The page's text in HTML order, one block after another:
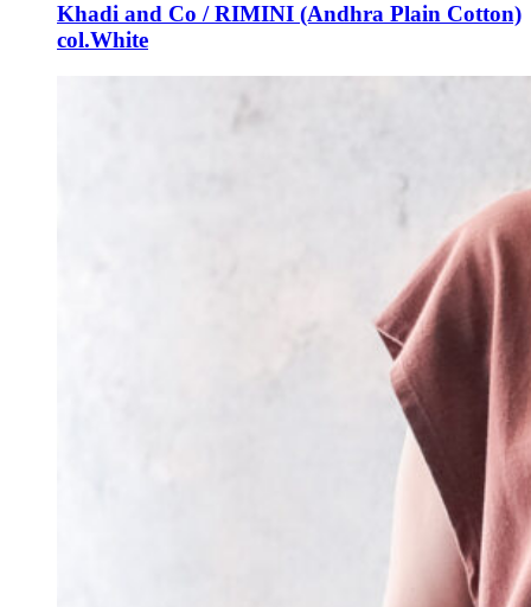
Khadi and Co / RIMINI (Andhra Plain Cotton)
col.White